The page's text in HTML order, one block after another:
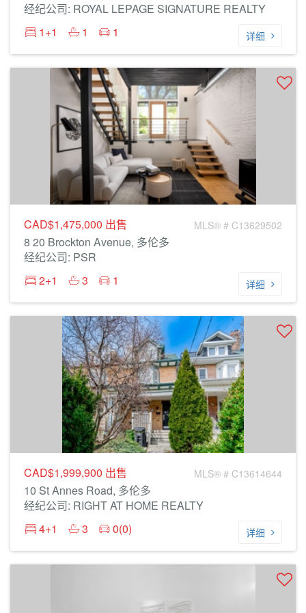
经纪公司: ROYAL LEPAGE SIGNATURE REALTY
1+1
1 1 详细
CAD$1,475,000 出售 MLS® # C13629502
8 20 Brockton Avenue, 多伦多
经纪公司: PSR
2+1
3 1 详细
CAD$1,999,900 出售 MLS® # C13614644
10 St Annes Road, 多伦多
经纪公司: RIGHT AT HOME REALTY
4+1
3 0(0) 详细